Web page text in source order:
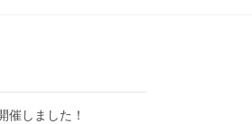
催しました！